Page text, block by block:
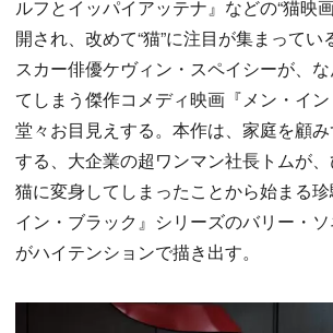
ルフとイッパイアッテナ』などの“猫映
開され、改めて“猫”に注目が集まってい
スカー俳優ケヴィン・スペイシーが、な
てしまう傑作コメディ映画『メン・イ
堂々お目見えする。本作は、家庭を顧
する、大企業の超ワンマン社長トムが
猫に変身してしまったことから始まる珍
イン・ブラック』シリーズのバリー・
がハイテンションで描き出す。